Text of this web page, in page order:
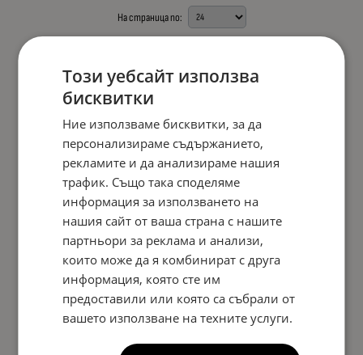
На страница по:
Този уебсайт използва
бисквитки
Ние използваме бисквитки, за да
персонализираме съдържанието,
рекламите и да анализираме нашия
трафик. Също така споделяме
информация за използването на
нашия сайт от ваша страна с нашите
партньори за реклама и анализи,
които може да я комбинират с друга
информация, която сте им
предоставили или която са събрали от
вашето използване на техните услуги.